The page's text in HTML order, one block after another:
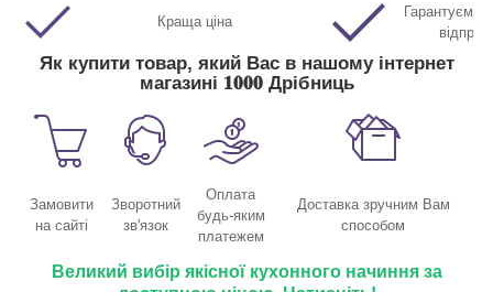
Краща ціна
Гарантуємо
Як купити товар, який Вас в нашому інтернет
магазині 𝟏𝟎𝟎𝟎 Дрібниць
Замовити
на сайті
Зворотний
зв'язок
Оплата
будь-яким
платежем
Доставка зручним Вам
способом
Великий вибір якісної кухонного начиння за